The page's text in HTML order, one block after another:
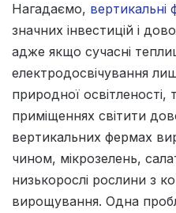
Нагадаємо, вертикальні
значних інвестицій і
адже якщо сучасні
електродосвічування
природної
приміщеннях світити
вертикальних фермах
чином, мікрозелень,
низькорослі рослини з
вирощування. Одна